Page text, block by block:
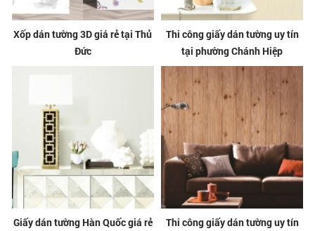
Xốp dán tường 3D giá rẻ tại Thủ
Đức
Thi công giấy dán tường uy tín
tại phường Chánh Hiệp
Giấy dán tường Hàn Quốc giá rẻ
Thi công giấy dán tường uy tín